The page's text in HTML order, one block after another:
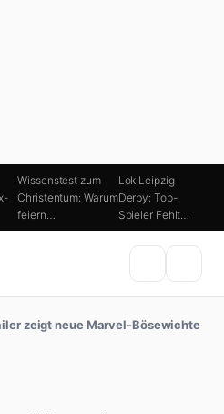
Wissenstest zum
Christentum: Warum
feiern…
Lok Leipzig
Derby: Top-
Spieler Fehlt…
zeigt neue Marvel-Bösewichte